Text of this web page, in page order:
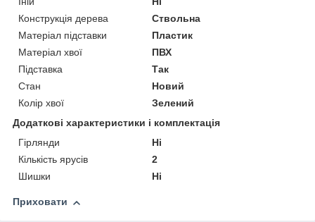
Конструкція дерева
Ствольна
Матеріал підставки
Пластик
Матеріал хвої
ПВХ
Підставка
Так
Стан
Новий
Колір хвої
Зелений
Додаткові характеристики і комплектація
Гірлянди
Ні
Кількість ярусів
2
Шишки
Ні
Приховати